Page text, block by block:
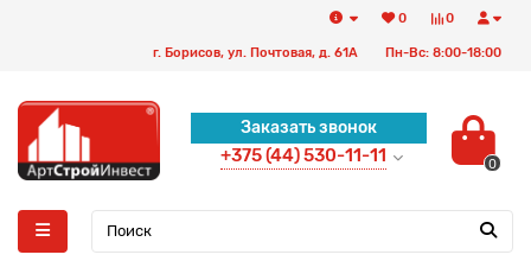
0
0
г. Борисов, ул. Почтовая, д. 61А Пн-Вс: 8:00-18:00
Заказать звонок
+375 (44) 530-11-11 0